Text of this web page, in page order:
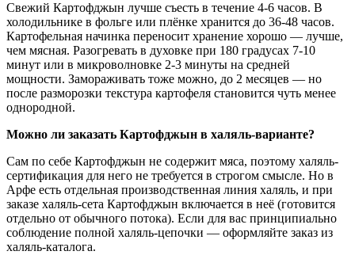
Свежий Картофджын лучше съесть в течение 4-6 часов. В
холодильнике в фольге или плёнке хранится до 36-48 часов.
Картофельная начинка переносит хранение хорошо — лучше,
чем мясная. Разогревать в духовке при 180 градусах 7-10
минут или в микроволновке 2-3 минуты на средней
мощности. Замораживать тоже можно, до 2 месяцев — но
после разморозки текстура картофеля становится чуть менее
однородной.
Можно ли заказать Картофджын в халяль-варианте?
Сам по себе Картофджын не содержит мяса, поэтому халяль-
сертификация для него не требуется в строгом смысле. Но в
Арфе есть отдельная производственная линия халяль, и при
заказе халяль-сета Картофджын включается в неё (готовится
отдельно от обычного потока). Если для вас принципиально
соблюдение полной халяль-цепочки — оформляйте заказ из
халяль-каталога.